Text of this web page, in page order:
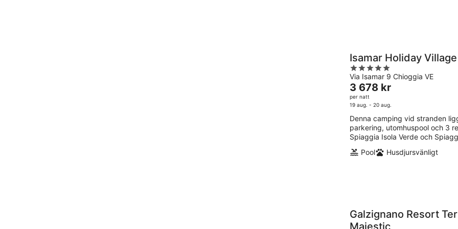
Isamar Holiday Village
5
out
of
5
Via Isamar 9 Chioggia VE
Priset
är
3 678 kr
per
natt
3 678 kr
per natt
19 aug. - 20 aug.
Denna camping vid stranden
parkering, utomhuspool och 3
Spiaggia Isola Verde och
Pool
Husdjursvänligt
Galzignano Resort
Majestic